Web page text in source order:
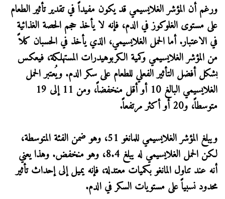
ورغم أن المؤشر الغلايسيمي قد يكون مفيداً في تقدير تأثير الطعام
على مستوى الغلوكوز في الدم، فإنه لا يأخذ حجم الحصة الغذائية
في الاعتبار. أما الحمل الغلايسيمي، الذي يأخذ في الحسبان كلاً
من المؤشر الغلايسيمي وكمية الكربوهيدرات المستهلكة، فيعكس
بشكل أفضل التأثير الفعلي للطعام على سكر الدم. ويُعتبر الحمل
الغلايسيمي البالغ 10 أو أقل منخفضاً، ومن 11 إلى 19
متوسطاً، و20 أو أكثر مرتفعاً.
ويبلغ المؤشر الغلايسيمي للمانغو 51، وهو ضمن الفئة المتوسطة،
لكن الحمل الغلايسيمي له يبلغ 8.4، وهو منخفض. وهذا يعني
أنه عند تناول المانغو بكميات معتدلة، فإنه يميل إلى إحداث تأثير
محدود نسبياً على مستويات السكر في الدم.